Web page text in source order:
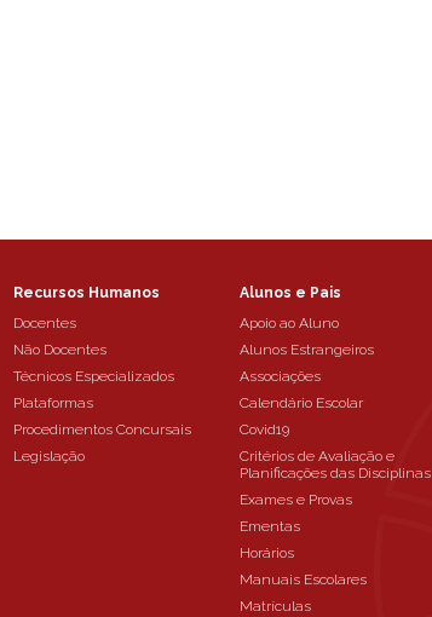
Recursos Humanos
Docentes
Não Docentes
Técnicos Especializados
Plataformas
Procedimentos Concursais
Legislação
Alunos e Pais
Apoio ao Aluno
Alunos Estrangeiros
Associações
Calendário Escolar
Covid19
Critérios de Avaliação e
Planificações das Disciplinas
Exames e Provas
Ementas
Horários
Manuais Escolares
Matrículas